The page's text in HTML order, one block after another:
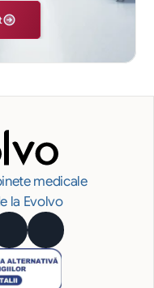
medicale
la Evolvo